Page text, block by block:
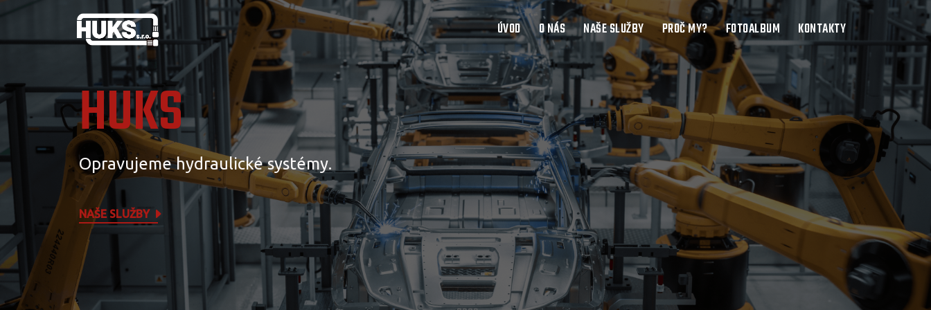
ÚVOD O NÁS NAŠE SLUŽBY PROČ MY? FOTOALBUM KONTAKTY
HUKS
Opravujeme hydraulické systémy.
NAŠE SLUŽBY